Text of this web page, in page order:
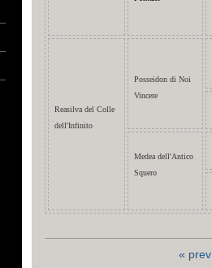
Reasilva del Colle
dell'Infinito
Posseidon di Noi
Vincere
Medea dell'Antico
Squero
« prev